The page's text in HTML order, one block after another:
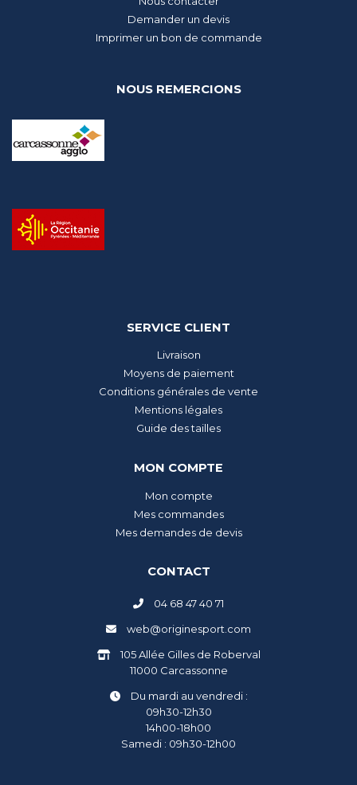
Demander un devis
Imprimer un bon de commande
NOUS REMERCIONS
SERVICE CLIENT
Livraison
Moyens de paiement
Conditions générales de vente
Mentions légales
Guide des tailles
MON COMPTE
Mon compte
Mes commandes
Mes demandes de devis
CONTACT
04 68 47 40 71
web@originesport.com
105 Allée Gilles de Roberval
11000 Carcassonne
Du mardi au vendredi :
09h30-12h30
14h00-18h00
Samedi : 09h30-12h00